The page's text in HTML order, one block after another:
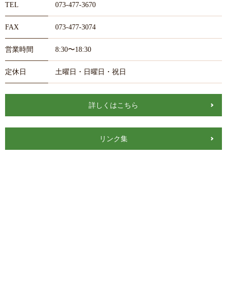
TEL 073-477-3670
FAX 073-477-3074
営業時間 8:30〜18:30
定休日 土曜日・日曜日・祝日
詳しくはこちら
リンク集